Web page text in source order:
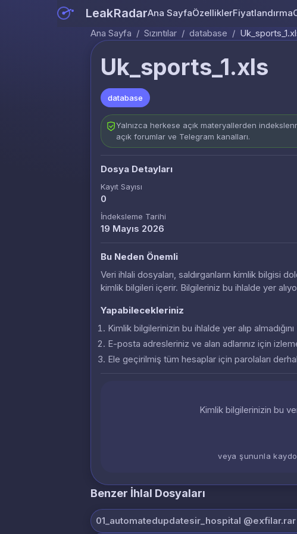
LeakRadarAna SayfaÖzelliklerFiyatlandırma
Ana Sayfa / Sızıntılar / database /
Uk_sports_1.xls
database
Yalnızca herkese açık materyallerden
açık forumlar ve Telegram kanalları.
Dosya Detayları
Kayıt Sayısı
0
İndeksleme Tarihi
19 Mayıs 2026
Bu Neden Önemli
Veri ihlali dosyaları, saldırganların kimlik bilgisi
kimlik bilgileri içerir. Bilgileriniz bu ihlalde yer
Yapabilecekleriniz
Kimlik bilgilerinizin bu ihlalde yer alıp
E-posta adresleriniz ve alan adlarınız için
Ele geçirilmiş tüm hesaplar için parolaları
Kimlik bilgilerinizin bu
veya şununla
Benzer İhlal Dosyaları
01_automatedupdatesir_hospital @exfilar.rar